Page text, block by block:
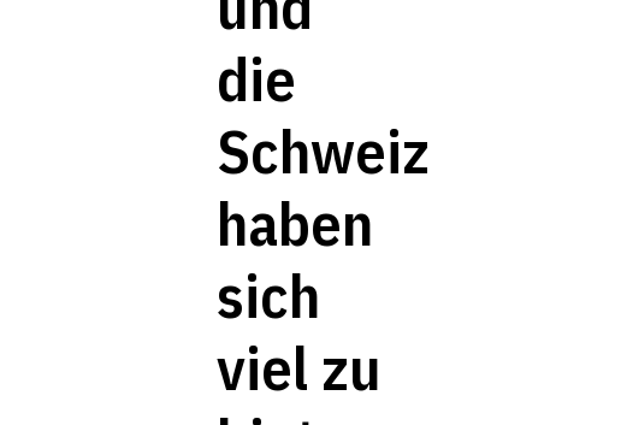
die
Schweiz
haben
sich
viel zu